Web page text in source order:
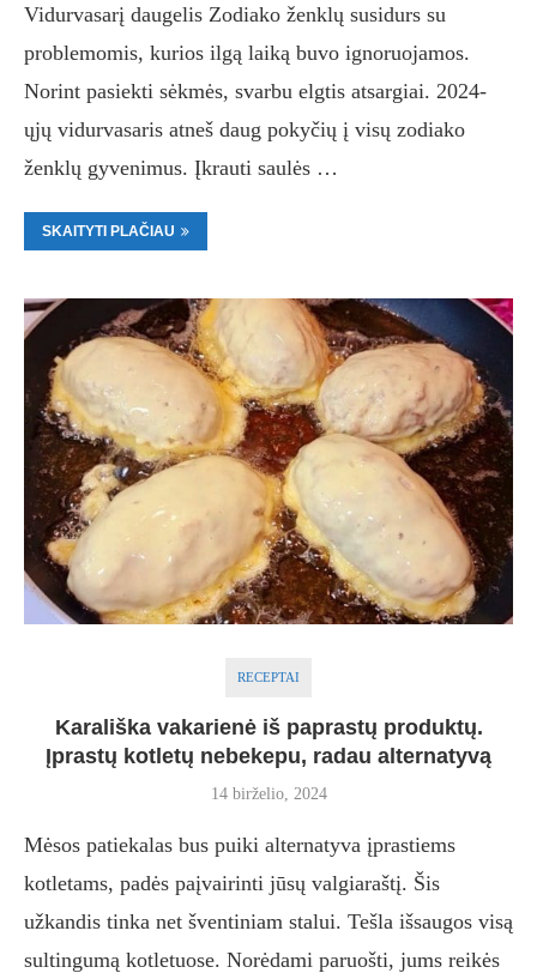
Vidurvasarį daugelis Zodiako ženklų susidurs su
problemomis, kurios ilgą laiką buvo ignoruojamos.
Norint pasiekti sėkmės, svarbu elgtis atsargiai. 2024-
ųjų vidurvasaris atneš daug pokyčių į visų zodiako
ženklų gyvenimus. Įkrauti saulės …
SKAITYTI PLAČIAU
RECEPTAI
Karališka vakarienė iš paprastų produktų.
Įprastų kotletų nebekepu, radau alternatyvą
14 birželio, 2024
Mėsos patiekalas bus puiki alternatyva įprastiems
kotletams, padės paįvairinti jūsų valgiaraštį. Šis
užkandis tinka net šventiniam stalui. Tešla išsaugos visą
sultingumą kotletuose. Norėdami paruošti, jums reikės